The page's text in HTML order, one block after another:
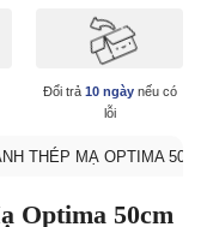
Đổi trả 10 ngàynếu có
lỗi
THÉP MẠ OPTIMA
Optima 50cm